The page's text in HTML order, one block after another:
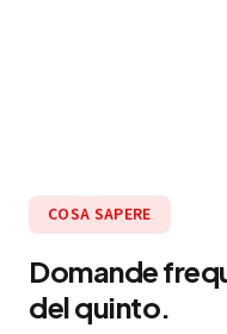
COSA SAPERE
Domande
del quinto.